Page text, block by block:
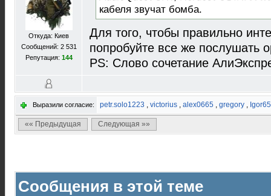
Откуда: Киев
Сообщений: 2 531
Репутация: 144
кабеля звучат бомба.
Для того, чтобы правильно
попробуйте все же послушать
PS: Слово сочетание
Выразили согласие: petr.solo1223 , victorius , alex0665 , gregory , Igor65
«« Предыдущая Следующая »»
Сообщения в этой теме